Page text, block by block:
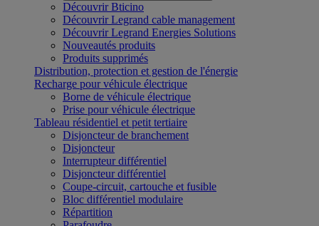
Découvrir Bticino
Découvrir Legrand cable management
Découvrir Legrand Energies Solutions
Nouveautés produits
Produits supprimés
Distribution, protection et gestion de l'énergie
Recharge pour véhicule électrique
Borne de véhicule électrique
Prise pour véhicule électrique
Tableau résidentiel et petit tertiaire
Disjoncteur de branchement
Disjoncteur
Interrupteur différentiel
Disjoncteur différentiel
Coupe-circuit, cartouche et fusible
Bloc différentiel modulaire
Répartition